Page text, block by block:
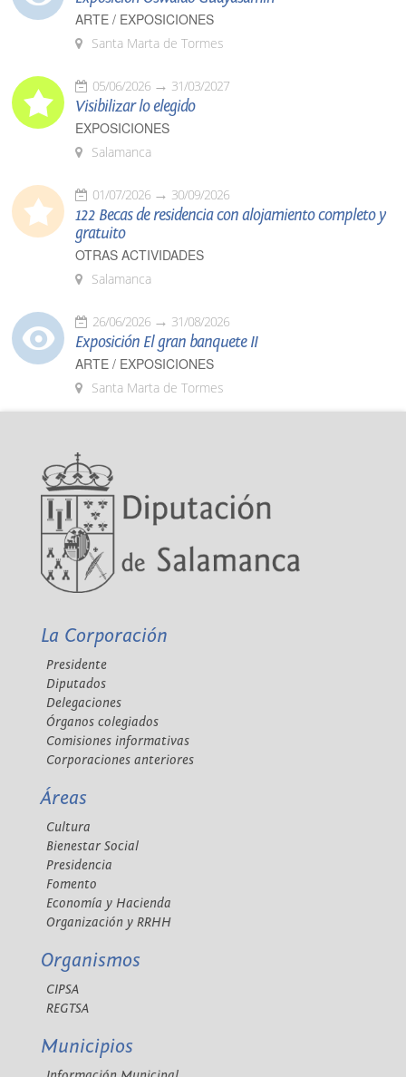
ARTE / EXPOSICIONES
Santa Marta de Tormes
05/06/2026 31/03/2027
Visibilizar lo elegido
EXPOSICIONES
Salamanca
01/07/2026 30/09/2026
122 Becas de residencia con alojamiento completo y
gratuito
OTRAS ACTIVIDADES
Salamanca
26/06/2026 31/08/2026
Exposición El gran banquete II
ARTE / EXPOSICIONES
Santa Marta de Tormes
La Corporación
Presidente
Diputados
Delegaciones
Órganos colegiados
Comisiones informativas
Corporaciones anteriores
Áreas
Cultura
Bienestar Social
Presidencia
Fomento
Economía y Hacienda
Organización y RRHH
Organismos
CIPSA
REGTSA
Municipios